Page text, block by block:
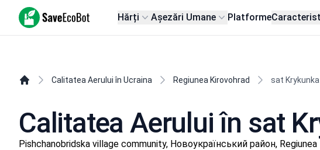
SaveEcoBot Hărți Așezări Umane Platforme
Calitatea Aerului în Ucraina Regiunea Kirovohrad sat Krykunka
Calitatea Aerului în sat
Pishchanobridska village community, Новоукраїнський район, Regiunea